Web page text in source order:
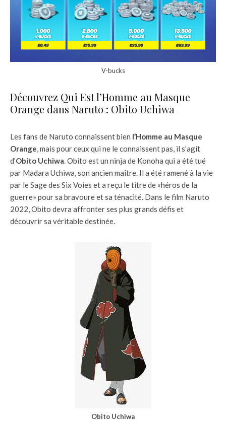
V-bucks
Découvrez Qui Est l’Homme au Masque
Orange dans Naruto : Obito Uchiwa
Les fans de Naruto connaissent bien l’Homme au Masque
Orange, mais pour ceux qui ne le connaissent pas, il s’agit
d’Obito Uchiwa. Obito est un ninja de Konoha qui a été tué
par Madara Uchiwa, son ancien maître. Il a été ramené à la vie
par le Sage des Six Voies et a reçu le titre de «héros de la
guerre» pour sa bravoure et sa ténacité. Dans le film Naruto
2022, Obito devra affronter ses plus grands défis et
découvrir sa véritable destinée.
Obito Uchiwa